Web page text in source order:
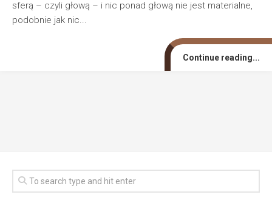
sferą – czyli głową – i nic ponad głową nie jest materialne,
podobnie jak nic...
Continue reading...